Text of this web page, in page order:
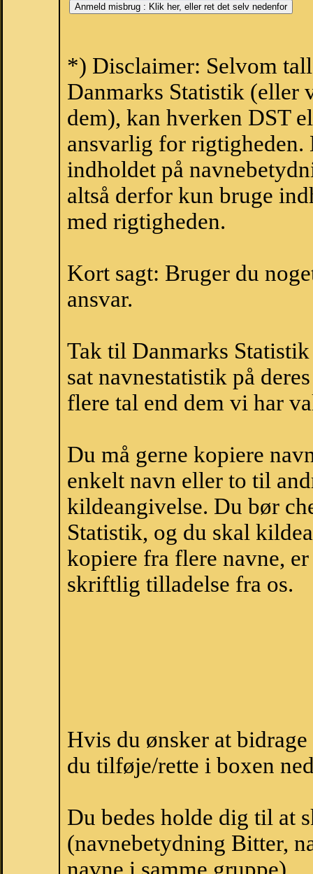
*) Disclaimer: Selvom
Danmarks Statistik (eller
dem), kan hverken DST
ansvarlig for
indholdet på
altså derfor kun bruge
med rigtigheden.
Kort sagt: Bruger du
ansvar.
Tak til Danmarks
sat navnestatistik på
flere tal end dem vi har
Du må gerne kopiere
enkelt navn eller to til
kildeangivelse. Du bør
Statistik, og du skal
kopiere fra flere navne,
skriftlig tilladelse fra os.
Hvis du ønsker at
du tilføje/rette i boxen
Du bedes holde dig til at
(navnebetydning Bitter,